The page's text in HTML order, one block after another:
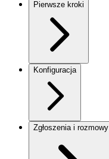
Pierwsze kroki
Konfiguracja
Zgłoszenia i rozmowy